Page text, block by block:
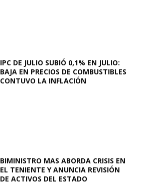
IPC DE JULIO SUBIÓ 0,1% EN JULIO:
BAJA EN PRECIOS DE COMBUSTIBLES
CONTUVO LA INFLACIÓN
BIMINISTRO MAS ABORDA CRISIS EN
EL TENIENTE Y ANUNCIA REVISIÓN
DE ACTIVOS DEL ESTADO